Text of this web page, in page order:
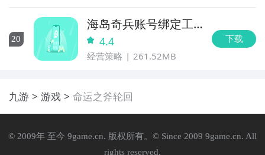
20
海岛奇兵账号绑定工
具 4.4
经营策略 261.52MB
下载
九游 游戏 命运之斧轮回
© 2009年 至今 9game.cn. 版权所有。© Since 2009 9game.cn. All
rights reserved.